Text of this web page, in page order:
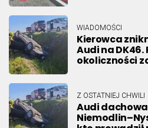
WIADOMOŚCI
Kierowca
Audi na
okoliczności
Z OSTATNIEJ CHWILI
Audi